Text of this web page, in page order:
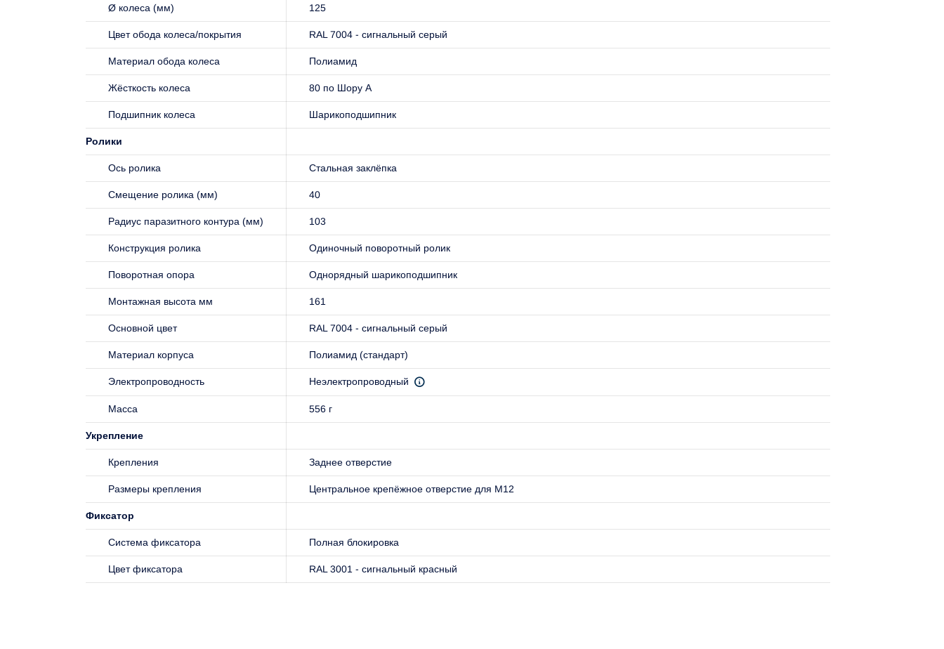
Ø колеса (мм) 125
Цвет обода колеса/покрытия RAL 7004 - сигнальный серый
Материал обода колеса Полиамид
Жёсткость колеса 80 по Шору А
Подшипник колеса Шарикоподшипник
Ролики
Ось ролика Стальная заклёпка
Смещение ролика (мм) 40
Радиус паразитного контура (мм) 103
Конструкция ролика Одиночный поворотный ролик
Поворотная опора Однорядный шарикоподшипник
Монтажная высота мм 161
Основной цвет RAL 7004 - сигнальный серый
Материал корпуса Полиамид (стандарт)
Электропроводность Неэлектропроводный
Масса 556 г
Укрепление
Крепления Заднее отверстие
Размеры крепления Центральное крепёжное отверстие для M12
Фиксатор
Система фиксатора Полная блокировка
Цвет фиксатора RAL 3001 - сигнальный красный